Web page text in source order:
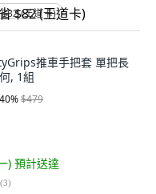
(王道卡)
推車手把套 單把長
, 1組
40%$479
) 預計送達
(3)